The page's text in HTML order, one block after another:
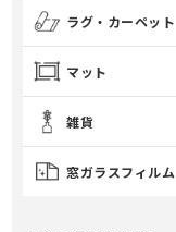
ラグ・カーペット
マット
雑貨
窓ガラスフィルム